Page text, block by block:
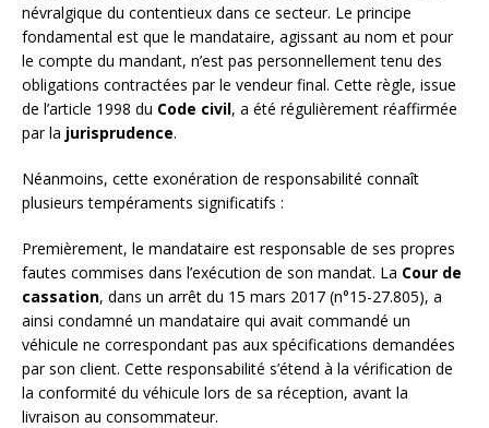
névralgique du contentieux dans ce secteur. Le principe
fondamental est que le mandataire, agissant au nom et pour
le compte du mandant, n’est pas personnellement tenu des
obligations contractées par le vendeur final. Cette règle, issue
de l’article 1998 du Code civil, a été régulièrement réaffirmée
par la jurisprudence.
Néanmoins, cette exonération de responsabilité connaît
plusieurs tempéraments significatifs :
Premièrement, le mandataire est responsable de ses propres
fautes commises dans l’exécution de son mandat. La Cour de
cassation, dans un arrêt du 15 mars 2017 (n°15-27.805), a
ainsi condamné un mandataire qui avait commandé un
véhicule ne correspondant pas aux spécifications demandées
par son client. Cette responsabilité s’étend à la vérification de
la conformité du véhicule lors de sa réception, avant la
livraison au consommateur.